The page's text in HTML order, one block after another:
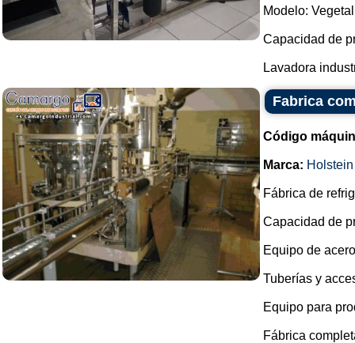
Modelo:
Capacidad de
Lavadora
Fabrica
Código
Marca:
Fábrica de
Capacidad de
Equipo de
Tuberías y
Equipo para
Fábrica